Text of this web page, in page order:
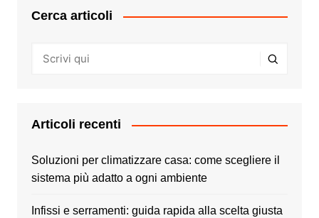
Cerca articoli
Articoli recenti
Soluzioni per climatizzare casa: come scegliere il
sistema più adatto a ogni ambiente
Infissi e serramenti: guida rapida alla scelta giusta